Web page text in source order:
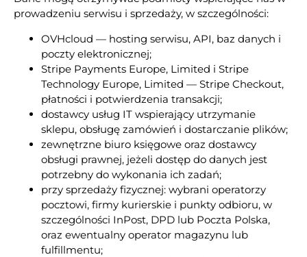
prowadzeniu serwisu i sprzedaży, w szczególności:
OVHcloud — hosting serwisu, API, baz danych i
poczty elektronicznej;
Stripe Payments Europe, Limited i Stripe
Technology Europe, Limited — Stripe Checkout,
płatności i potwierdzenia transakcji;
dostawcy usług IT wspierający utrzymanie
sklepu, obsługę zamówień i dostarczanie plików;
zewnętrzne biuro księgowe oraz dostawcy
obsługi prawnej, jeżeli dostęp do danych jest
potrzebny do wykonania ich zadań;
przy sprzedaży fizycznej: wybrani operatorzy
pocztowi, firmy kurierskie i punkty odbioru, w
szczególności InPost, DPD lub Poczta Polska,
oraz ewentualny operator magazynu lub
fulfillmentu;